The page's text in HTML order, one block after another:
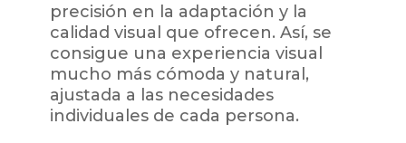
precisión en la adaptación y la
calidad visual que ofrecen. Así, se
consigue una experiencia visual
mucho más cómoda y natural,
ajustada a las necesidades
individuales de cada persona.